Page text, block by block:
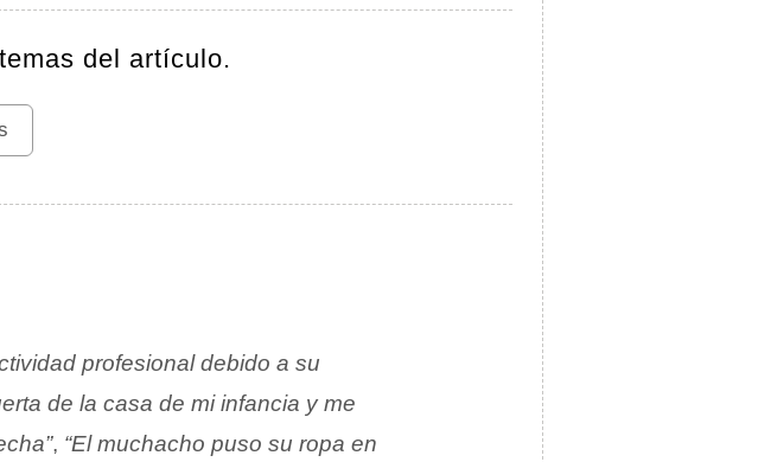
del artículo.
profesional debido a su
de la casa de mi infancia y me
, “El muchacho puso su ropa en